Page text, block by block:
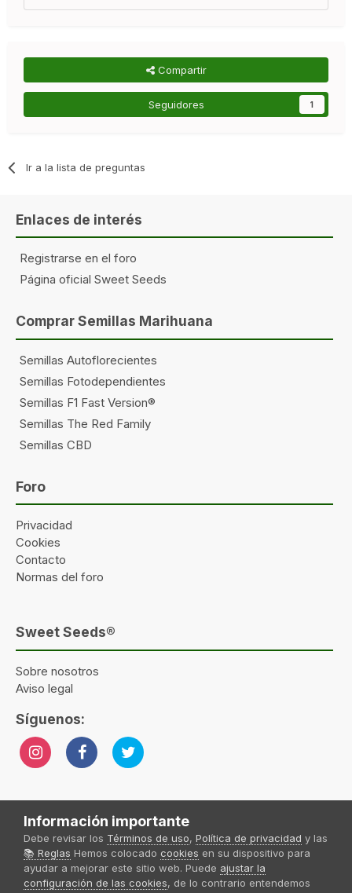
Compartir
Seguidores 1
Ir a la lista de preguntas
Enlaces de interés
Registrarse en el foro
Página oficial Sweet Seeds
Comprar Semillas Marihuana
Semillas Autoflorecientes
Semillas Fotodependientes
Semillas F1 Fast Version®
Semillas The Red Family
Semillas CBD
Foro
Privacidad
Cookies
Contacto
Normas del foro
Sweet Seeds®
Sobre nosotros
Aviso legal
Síguenos:
Idioma Tema Política de privacidad
Sweet Seeds® 2024
Powered by Invision Community
Forum Sweet Seeds® bySweet Seeds S.L
Información importante
Debe revisar los Términos de uso, Política de privacidad y las
📚 Reglas Hemos colocado cookies en su dispositivo para
ayudar a mejorar este sitio web. Puede ajustar la
configuración de las cookies, de lo contrario entendemos